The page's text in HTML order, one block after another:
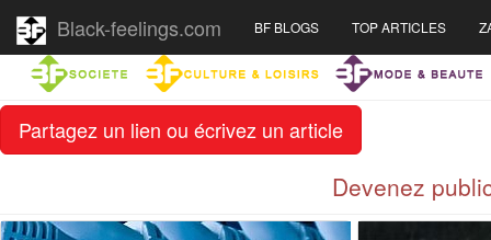
Partagez un lien ou écrivez un article
Black-feelings.com BF BLOGS TOP ARTICLES
Devenez